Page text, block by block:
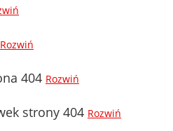
Rozwiń
404 Rozwiń
strony 404 Rozwiń